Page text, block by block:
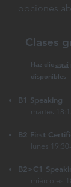
opciones
Clases
Haz clic aquí
disponibles
B1 Speaking
martes
B2 First
lunes 19:30-
B2>C1
miércoles